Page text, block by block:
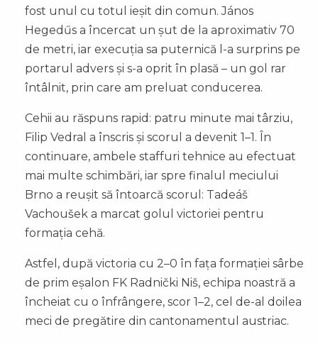
fost unul cu totul ieșit din comun. János
Hegedűs a încercat un șut de la aproximativ 70
de metri, iar execuția sa puternică l-a surprins pe
portarul advers și s-a oprit în plasă – un gol rar
întâlnit, prin care am preluat conducerea.
Cehii au răspuns rapid: patru minute mai târziu,
Filip Vedral a înscris și scorul a devenit 1–1. În
continuare, ambele staffuri tehnice au efectuat
mai multe schimbări, iar spre finalul meciului
Brno a reușit să întoarcă scorul: Tadeáš
Vachoušek a marcat golul victoriei pentru
formația cehă.
Astfel, după victoria cu 2–0 în fața formației sârbe
de prim eșalon FK Radnički Niš, echipa noastră a
încheiat cu o înfrângere, scor 1–2, cel de-al doilea
meci de pregătire din cantonamentul austriac.